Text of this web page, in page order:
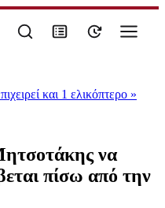
και 1 ελικόπτερο »
να
πίσω από την